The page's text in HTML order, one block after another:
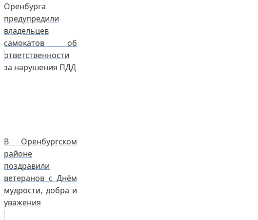
Оренбурга
предупредили
владельцев
самокатов об
ответственности
за нарушения ПДД
В Оренбургском
районе
поздравили
ветеранов с Днём
мудрости, добра и
уважения